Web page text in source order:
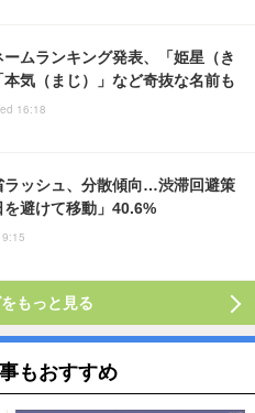
ームランキング発表、「姫星（き
気（まじ）」など奇抜な名前も
16:18
ラッシュ、分散傾向…渋滞回避策
を避けて移動」40.6%
もっと見る
もおすすめ